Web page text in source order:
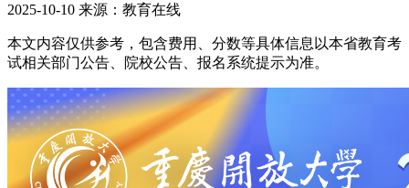
2025-10-10 来源：教育在线
本文内容仅供参考，包含费用、分数等具体信息以本省教育考
试相关部门公告、院校公告、报名系统提示为准。